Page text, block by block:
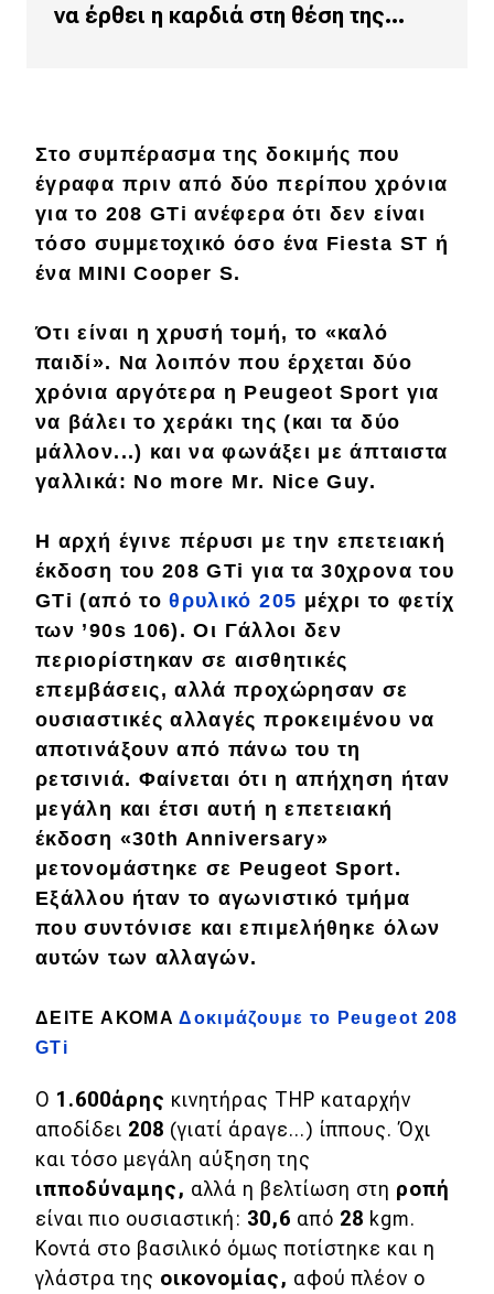
Main navigation
Ελλάδα
Κόσμος
Τεχνολογία
Αγορά
Απόψεις
Test Drive
Αποστολή
Συγκρίνουμε
Αγώνες
Formula 1
WRC
Motorsport
Eco
Νέα
Mobility
Classic
Νέα
Παρουσιάσεις
να έρθει η καρδιά στη θέση της...
Στο συμπέρασμα της δοκιμής που
έγραφα πριν από δύο περίπου χρόνια
για το 208 GTi ανέφερα ότι δεν είναι
τόσο συμμετοχικό όσο ένα Fiesta ST ή
ένα MINI Cooper S.
Ότι είναι η χρυσή τομή, το «καλό
παιδί». Να λοιπόν που έρχεται δύο
χρόνια αργότερα η Peugeot Sport για
να βάλει το χεράκι της (και τα δύο
μάλλον...) και να φωνάξει με άπταιστα
γαλλικά: No more Mr. Nice Guy.
Η αρχή έγινε πέρυσι με την επετειακή
έκδοση του 208 GTi για τα 30χρονα του
GTi (από τοθρυλικό 205 μέχρι το φετίχ
των ’90s 106). Οι Γάλλοι δεν
περιορίστηκαν σεαισθητικές
επεμβάσεις, αλλά προχώρησαν σε
ουσιαστικές αλλαγές προκειμένου να
αποτινάξουν από πάνω του τη
ρετσινιά. Φαίνεται ότι η απήχηση ήταν
μεγάλη και έτσι αυτή η επετειακή
έκδοση «30th Anniversary»
μετονομάστηκε σε Peugeot Sport.
Εξάλλου ήταν το αγωνιστικό τμήμα
που συντόνισε καιεπιμελήθηκε όλων
αυτών των αλλαγών.
ΔΕΙΤΕ ΑΚΟΜΑΔοκιμάζουμε το Peugeot 208
GTi
Ο 1.600άρης κινητήρας THP καταρχήν
αποδίδει 208 (γιατί άραγε...) ίππους. Όχι
και τόσο μεγάλη αύξηση της
ιπποδύναμης, αλλά η βελτίωση στη ροπή
είναι πιο ουσιαστική: 30,6 από 28 kgm.
Κοντά στο βασιλικό όμως ποτίστηκε και η
γλάστρα της οικονομίας, αφού πλέον o